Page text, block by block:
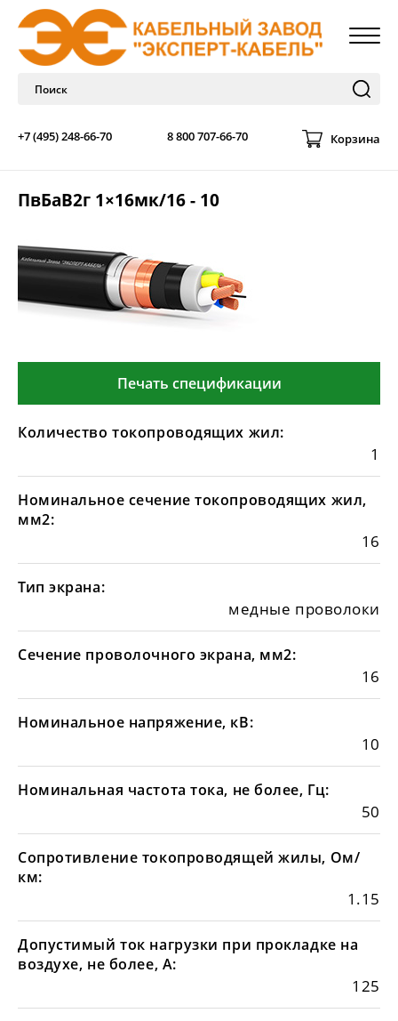
+7 (495) 248-66-70 8 800 707-66-70 Корзина
ПвБаВ2г 1×16мк/16 - 10
Печать спецификации
Количество токопроводящих жил:
1
Номинальное сечение токопроводящих жил,
мм2:
16
Тип экрана:
медные проволоки
Сечение проволочного экрана, мм2:
16
Номинальное напряжение, кВ:
10
Номинальная частота тока, не более, Гц:
50
Сопротивление токопроводящей жилы, Ом/
км:
1.15
Допустимый ток нагрузки при прокладке на
воздухе, не более, А:
125